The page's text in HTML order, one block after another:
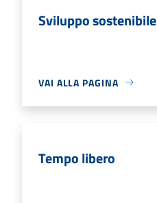
Sviluppo sostenibile
VAI ALLA PAGINA
Tempo libero